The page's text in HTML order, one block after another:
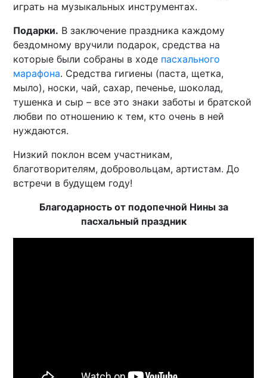
играть на музыкальных инструментах.
Подарки. В заключение праздника каждому
бездомному вручили подарок, средства на
которые были собраны в ходе пасхального
марафона. Средства гигиены (паста, щетка,
мыло), носки, чай, сахар, печенье, шоколад,
тушенка и сыр – все это знаки заботы и братской
любви по отношению к тем, кто очень в ней
нуждаются.
Низкий поклон всем участникам,
благотворителям, добровольцам, артистам. До
встречи в будущем году!
Благодарность от подопечной Нины за
пасхальный праздник